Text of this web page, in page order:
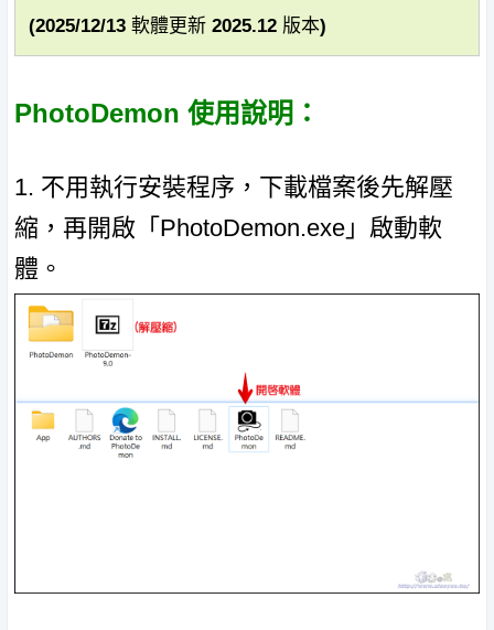
(2025/12/13 軟體更新 2025.12 版本)
PhotoDemon 使用說明：
1. 不用執行安裝程序，下載檔案後先解壓
縮，再開啟「PhotoDemon.exe」啟動軟
體。